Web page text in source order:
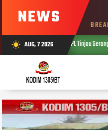
NEWS
wb_sunny AUG, 7 2026
Bersama PPL Tinjau Serangan Hama